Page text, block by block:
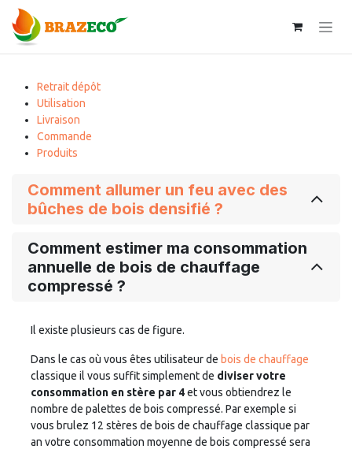
Se rendre au contenu
Retrait dépôt
Utilisation
Livraison
Commande
Produits
Comment allumer un feu avec des
bûches de bois densifié ?
Comment estimer ma consommation
annuelle de bois de chauffage
compressé ?
Il existe plusieurs cas de figure.
Dans le cas où vous êtes utilisateur de bois de chauffage
classique il vous suffit simplement de diviser votre
consommation en stère par 4et vous obtiendrez le
nombre de palettes de bois compressé. Par exemple si
vous brulez 12 stères de bois de chauffage classique par
an votre consommation moyenne de bois compressé sera